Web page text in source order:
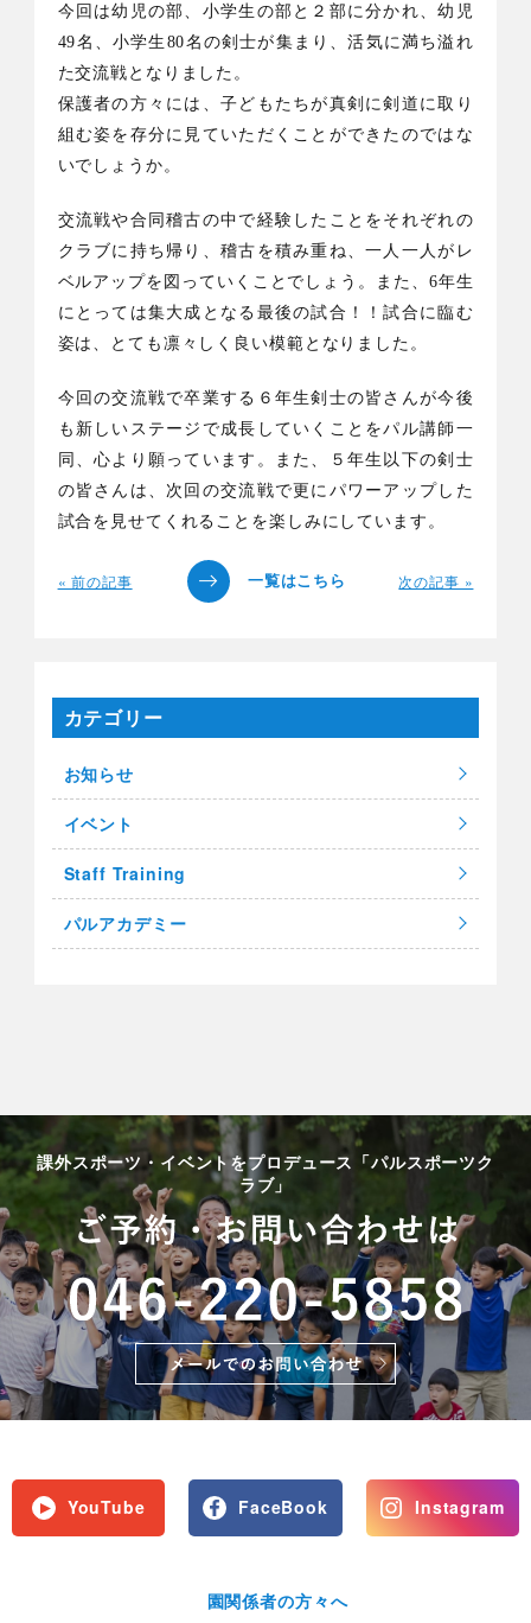
今回は幼児の部、小学生の部と２部に分かれ、幼児
49名、小学生 80名の剣士が集まり、活気に満ち溢れ
た交流戦となりました。
保護者の方々には、子どもたちが真剣に剣道に取り
組む姿を存分に見ていただくことができたのではな
いでしょうか。
交流戦や合同稽古の中で経験したことをそれぞれの
クラブに持ち帰り、稽古を積み重ね、一人一人がレ
ベルアップを図っていくことでしょう。また、 6年生
にとっては集大成となる最後の試合！！試合に臨む
姿は、とても凛々しく良い模範となりました。
今回の交流戦で卒業する６年生剣士の皆さんが今後
も新しいステージで成長していくことをパル講師一
同、心より願っています。また、５年生以下の剣士
の皆さんは、次回の交流戦で更にパワーアップした
試合を見せてくれることを楽しみにしています。
« 前の記事 次の記事 »
カテゴリー
お知らせ
イベント
Staff Training
パルアカデミー
課外スポーツ・イベントをプロデュース「パルスポーツク
ラブ」
YouTube FaceBook Instagram
園関係者の方々へ